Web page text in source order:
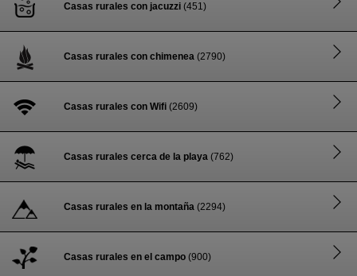
Casas rurales con jacuzzi (451)
Casas rurales con chimenea (2790)
Casas rurales con Wifi (2609)
Casas rurales cerca de la playa (762)
Casas rurales en la montaña (2294)
Casas rurales en el campo (900)